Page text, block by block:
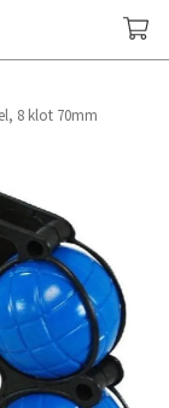
8 klot 70mm